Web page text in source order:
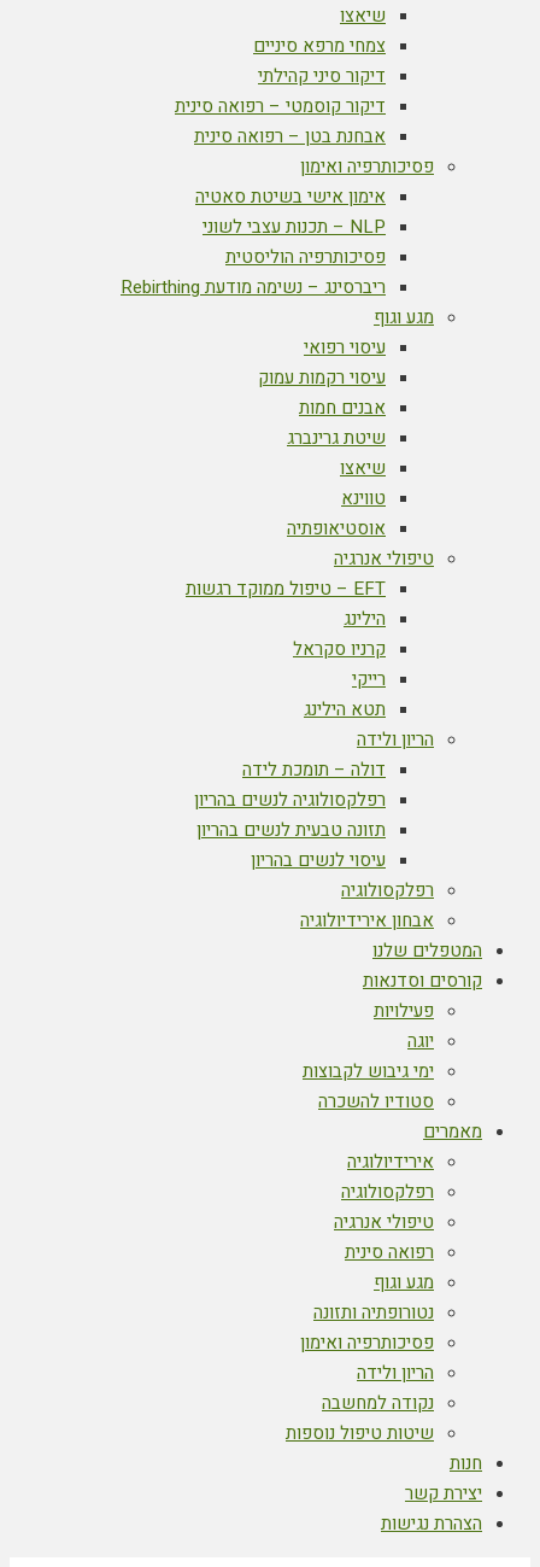
שיאצו
צמחי מרפא סיניים
דיקור סיני קהילתי
דיקור קוסמטי – רפואה סינית
אבחנת בטן – רפואה סינית
פסיכותרפיה ואימון
אימון אישי בשיטת סאטיה
NLP – תכנות עצבי לשוני
פסיכותרפיה הוליסטית
ריברסינג – נשימה מודעת Rebirthing
מגע וגוף
עיסוי רפואי
עיסוי רקמות עמוק
אבנים חמות
שיטת גרינברג
שיאצו
טווינא
אוסטיאופתיה
טיפולי אנרגיה
EFT – טיפול ממוקד רגשות
הילינג
קרניו סקראל
רייקי
תטא הילינג
הריון ולידה
דולה – תומכת לידה
רפלקסולוגיה לנשים בהריון
תזונה טבעית לנשים בהריון
עיסוי לנשים בהריון
רפלקסולוגיה
אבחון אירידיולוגיה
המטפלים שלנו
קורסים וסדנאות
פעילויות
יוגה
ימי גיבוש לקבוצות
סטודיו להשכרה
מאמרים
אירידיולוגיה
רפלקסולוגיה
טיפולי אנרגיה
רפואה סינית
מגע וגוף
נטורופתיה ותזונה
פסיכותרפיה ואימון
הריון ולידה
נקודה למחשבה
שיטות טיפול נוספות
חנות
יצירת קשר
הצהרת נגישות